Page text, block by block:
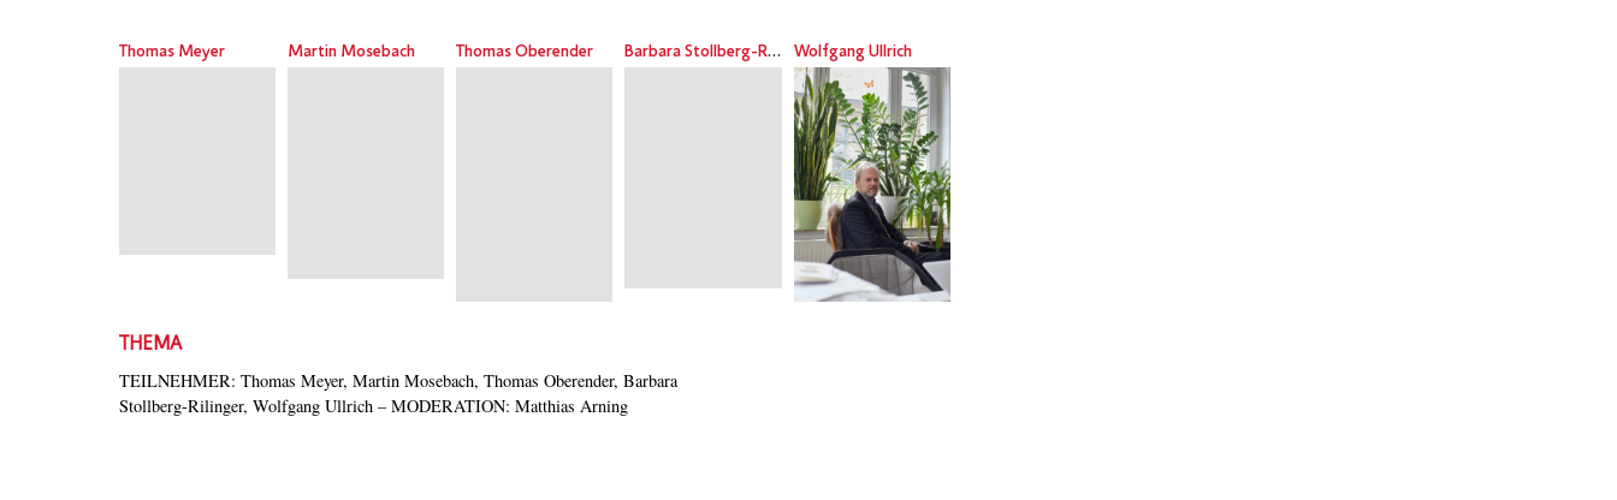
Thomas Meyer Martin Mosebach Thomas Oberender Barbara Stollberg-Rilinger Wolfgang Ullrich
THEMA
TEILNEHMER: Thomas Meyer, Martin Mosebach, Thomas Oberender, Barbara
Stollberg-Rilinger, Wolfgang Ullrich – MODERATION: Matthias Arning